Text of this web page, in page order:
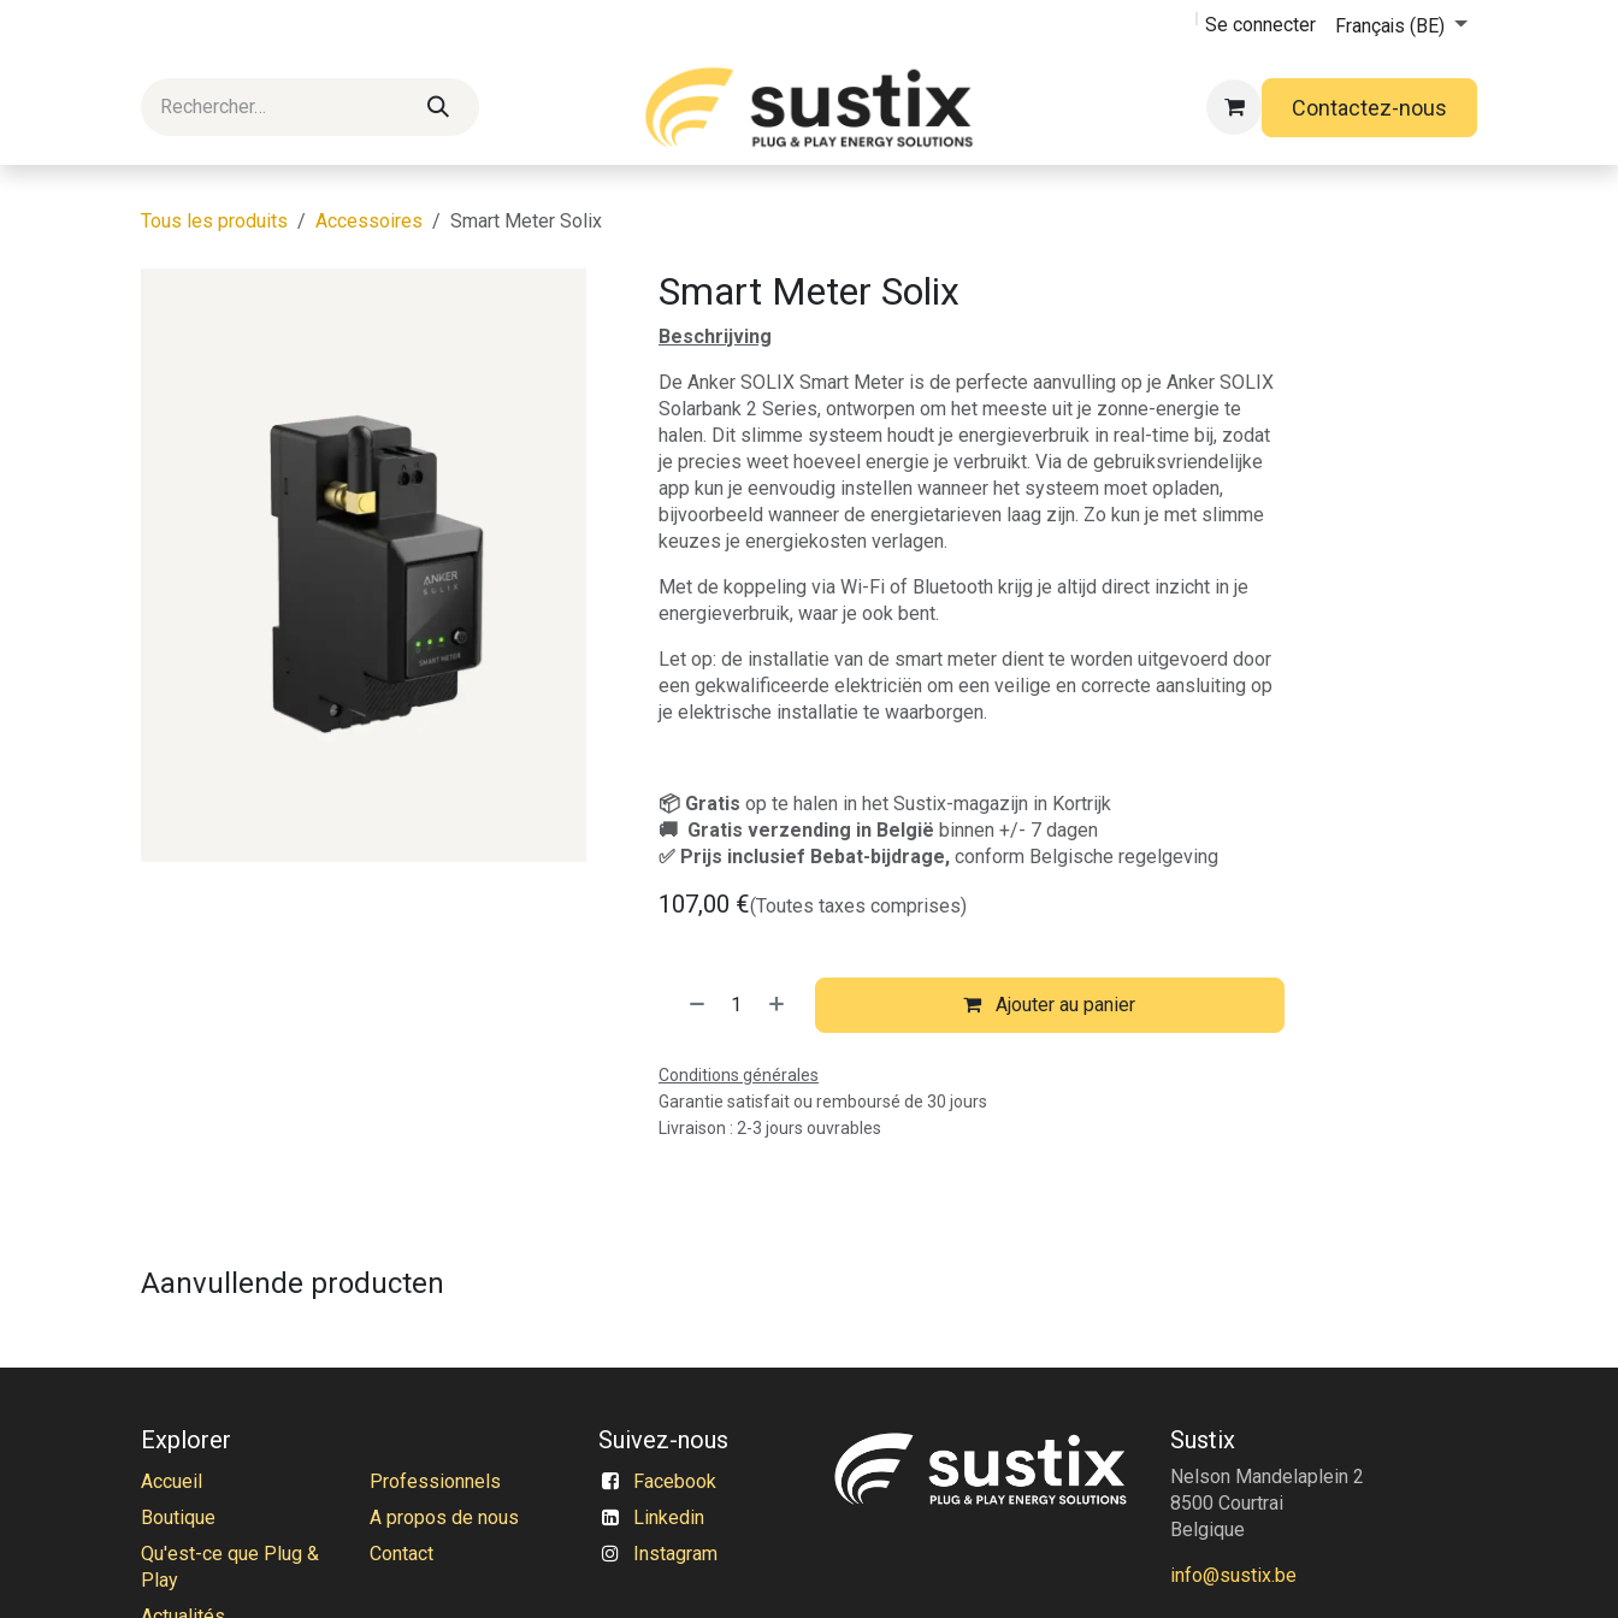
Se connecter Français (BE)
Contactez-nous
Tous les produits Accessoires Smart Meter Solix
Smart Meter Solix
Beschrijving
De Anker SOLIX Smart Meter is de perfecte aanvulling op je Anker SOLIX
Solarbank 2 Series, ontworpen om het meeste uit je zonne-energie te
halen. Dit slimme systeem houdt je energieverbruik in real-time bij, zodat
je precies weet hoeveel energie je verbruikt. Via de gebruiksvriendelijke
app kun je eenvoudig instellen wanneer het systeem moet opladen,
bijvoorbeeld wanneer de energietarieven laag zijn. Zo kun je met slimme
keuzes je energiekosten verlagen.
Met de koppeling via Wi-Fi of Bluetooth krijg je altijd direct inzicht in je
energieverbruik, waar je ook bent.
Let op: de installatie van de smart meter dient te worden uitgevoerd door
een gekwalificeerde elektriciën om een veilige en correcte aansluiting op
je elektrische installatie te waarborgen.
📦 Gratis op te halen in het Sustix-magazijn in Kortrijk
🚚 Gratis verzending in België binnen +/- 7 dagen
✅ Prijs inclusief Bebat-bijdrage, conform Belgische regelgeving
107,00 €(Toutes taxes comprises)
Ajouter au panier
Conditions générales
Garantie satisfait ou remboursé de 30 jours
Livraison : 2-3 jours ouvrables
Aanvullende producten
Explorer
Accueil
Boutique
Qu'est-ce que Plug &
Play
Professionnels
A propos de nous
Contact
Suivez-nous
Facebook
Linkedin
Instagram
Sustix
Nelson Mandelaplein 2
8500 Courtrai
Belgique
info@sustix.be